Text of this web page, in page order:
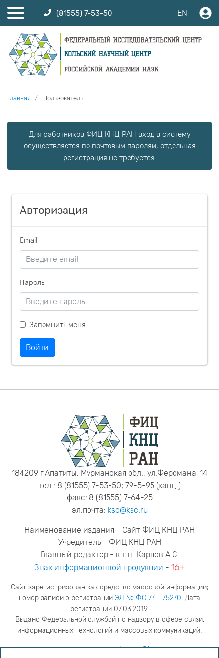
(81555) 7-53-50 EN
Главная Пользователь
Для работников ФИЦ КНЦ РАН вход в систему
осуществляется по почтовым паролям, отдельная
регистрация не требуется.
Авторизация
Email
Пароль
Запомнить меня
Войти
184209 г.Апатиты, Мурманская обл., ул.Ферсмана, 14
тел.: 8 (81555) 7-53-50; 79-5-95 (канц.)
факс: 8 (81555) 7-64-25
эл.почта: ksc@ksc.ru
Наименование издания - Сайт ФИЦ КНЦ РАН
Учредитель - ФИЦ КНЦ РАН
Главный редактор - к.т.н. Карпов А.С.
Знак информационной продукции - 16+
Сайт зарегистрирован как средство массовой информации;
номер записи о регистрации ЭЛ № ФС 77 - 75270. Дата
регистрации 07.03.2019.
Выдано Федеральной службой по надзору в сфере связи,
информационных технологий и массовых коммуникаций.
адрес редакцииya.stogova@ksc.ru